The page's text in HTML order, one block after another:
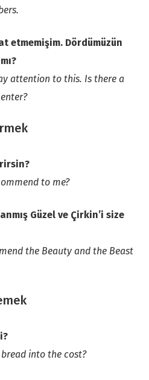
etmemişim. Dördümüzün
attention to this. Is there a
to me?
Güzel ve Çirkin’i size
the Beauty and the Beast
into the cost?